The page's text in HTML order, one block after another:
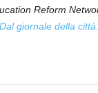
Reform
Dal giornale della città.